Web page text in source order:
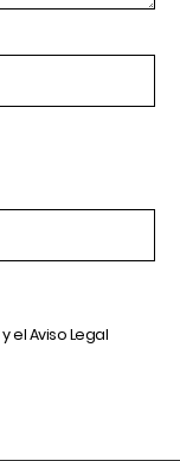
y elAviso Legal